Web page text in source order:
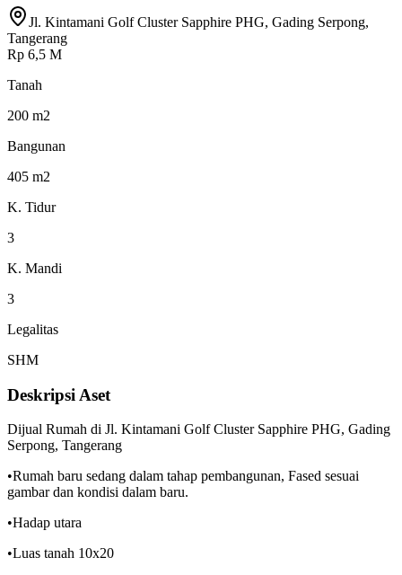
Jl. Kintamani Golf Cluster Sapphire PHG, Gading Serpong,
Tangerang
Rp 6,5 M
Tanah
200 m2
Bangunan
405 m2
K. Tidur
3
K. Mandi
3
Legalitas
SHM
Deskripsi Aset
Dijual Rumah di Jl. Kintamani Golf Cluster Sapphire PHG, Gading
Serpong, Tangerang
•Rumah baru sedang dalam tahap pembangunan, Fased sesuai
gambar dan kondisi dalam baru.
•Hadap utara
•Luas tanah 10x20